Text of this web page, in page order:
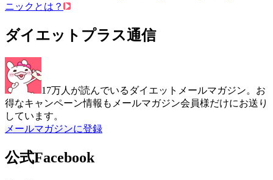
ニックとは？
ダイエットプラス通信
17万人が読んでいるダイエットメールマガジン。お
得なキャンペーン情報もメールマガジン会員様だけにお送り
しています。
メールマガジンに登録
公式Facebook